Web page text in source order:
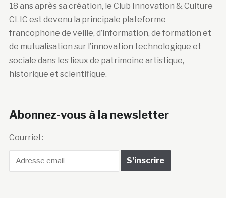
18 ans après sa création, le Club Innovation & Culture
CLIC est devenu la principale plateforme
francophone de veille, d’information, de formation et
de mutualisation sur l’innovation technologique et
sociale dans les lieux de patrimoine artistique,
historique et scientifique.
Abonnez-vous à la newsletter
Courriel :